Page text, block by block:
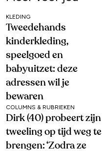
KLEDING
Tweedehands
kinderkleding,
speelgoed en
babyuitzet: deze
adressen wil je
bewaren
COLUMNS & RUBRIEKEN
Dirk (40) probeert zijn
tweeling op tijd weg te
brengen: ‘Zodra ze